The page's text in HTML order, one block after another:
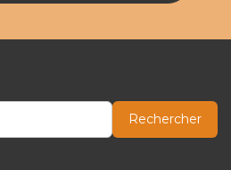
Rechercher